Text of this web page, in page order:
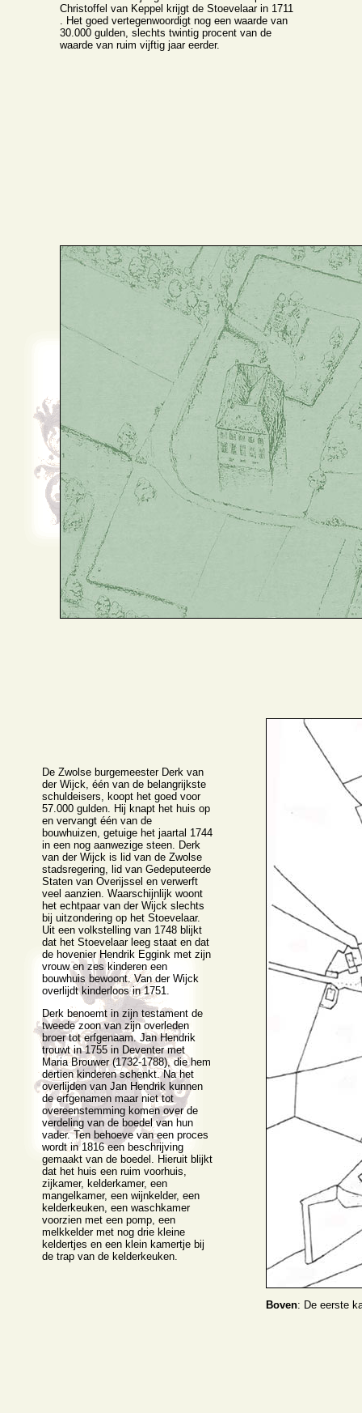
Christoffel van Keppel krijgt de Stoevelaar in 1711
. Het goed vertegenwoordigt nog een waarde van
30.000 gulden, slechts twintig procent van de
waarde van ruim vijftig jaar eerder.
De Zwolse burgemeester Derk van
der Wijck, één van de belangrijkste
schuldeisers, koopt het goed voor
57.000 gulden. Hij knapt het huis op
en vervangt één van de
bouwhuizen, getuige het jaartal 1744
in een nog aanwezige steen. Derk
van der Wijck is lid van de Zwolse
stadsregering, lid van Gedeputeerde
Staten van Overijssel en verwerft
veel aanzien. Waarschijnlijk woont
het echtpaar van der Wijck slechts
bij uitzondering op het Stoevelaar.
Uit een volkstelling van 1748 blijkt
dat het Stoevelaar leeg staat en dat
de hovenier Hendrik Eggink met zijn
vrouw en zes kinderen een
bouwhuis bewoont. Van der Wijck
overlijdt kinderloos in 1751.
Derk benoemt in zijn testament de
tweede zoon van zijn overleden
broer tot erfgenaam. Jan Hendrik
trouwt in 1755 in Deventer met
Maria Brouwer (1732-1788), die hem
dertien kinderen schenkt. Na het
overlijden van Jan Hendrik kunnen
de erfgenamen maar niet tot
overeenstemming komen over de
verdeling van de boedel van hun
vader. Ten behoeve van een proces
wordt in 1816 een beschrijving
gemaakt van de boedel. Hieruit blijkt
dat het huis een ruim voorhuis,
zijkamer, kelderkamer, een
mangelkamer, een wijnkelder, een
kelderkeuken, een waschkamer
voorzien met een pomp, een
melkkelder met nog drie kleine
keldertjes en een klein kamertje bij
de trap van de kelderkeuken.
Boven: De eerste